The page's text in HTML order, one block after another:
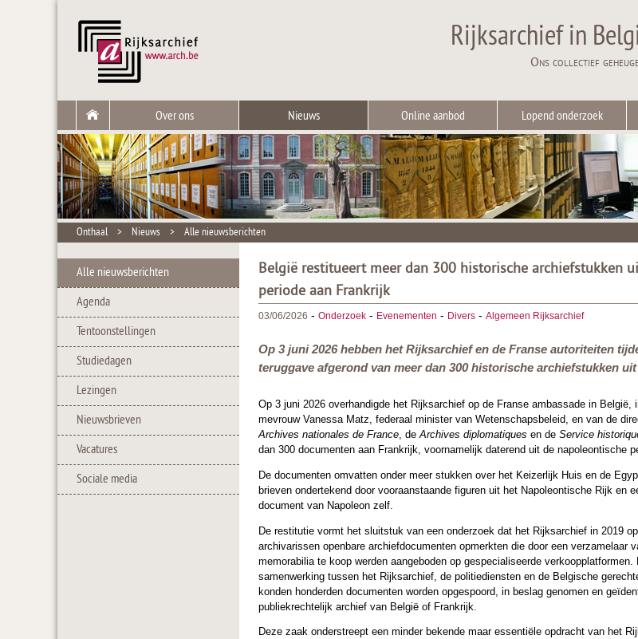
Rijksarchief in
Ons collectief
Over ons Nieuws Online aanbod Lopend onderzoek
Onthaal > Nieuws > Alle nieuwsberichten
Alle nieuwsberichten
Agenda
Tentoonstellingen
Studiedagen
Lezingen
Nieuwsbrieven
Vacatures
Sociale media
België restitueert meer dan 300 historische archiefstukken
periode aan Frankrijk
03/06/2026 - Onderzoek - Evenementen - Divers - Algemeen Rijksarchief
Op 3 juni 2026 hebben het Rijksarchief en de Franse autoriteiten
teruggave afgerond van meer dan 300 historische archiefstukken
Op 3 juni 2026 overhandigde het Rijksarchief op de Franse ambassade in België,
mevrouw Vanessa Matz, federaal minister van Wetenschapsbeleid, en van de
Archives nationales de France, deArchives diplomatiques en de Service
dan 300 documenten aan Frankrijk, voornamelijk daterend uit de napoleontische
De documenten omvatten onder meer stukken over het Keizerlijk Huis en de
brieven ondertekend door vooraanstaande figuren uit het Napoleontische Rijk en
document van Napoleon zelf.
De restitutie vormt het sluitstuk van een onderzoek dat het Rijksarchief in 2019
archivarissen openbare archiefdocumenten opmerkten die door een verzamelaar
memorabilia te koop werden aangeboden op gespecialiseerde verkoopplatformen.
samenwerking tussen het Rijksarchief, de politiediensten en de Belgische
konden honderden documenten worden opgespoord, in beslag genomen en
publiekrechtelijk archief van België of Frankrijk.
Deze zaak onderstreept een minder bekende maar essentiële opdracht van het